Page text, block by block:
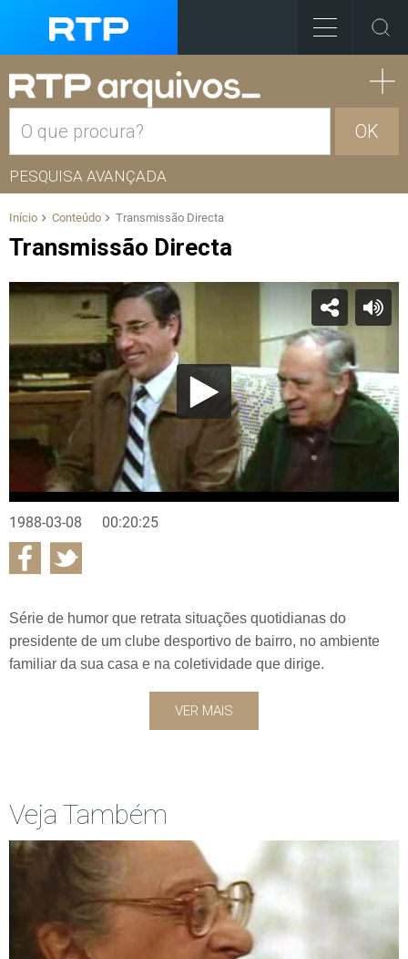
OK
PESQUISA AVANÇADA
Início Conteúdo Transmissão Directa
Transmissão Directa
1988-03-08 00:20:25
Série de humor que retrata situações quotidianas do
presidente de um clube desportivo de bairro, no ambiente
familiar da sua casa e na coletividade que dirige.
VER MAIS
Veja Também